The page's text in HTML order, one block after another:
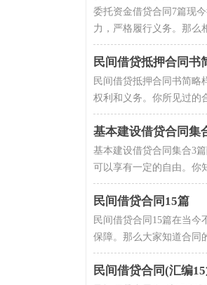
委托资金借贷合同7篇现
力，严格履行义务。那么
民间借贷抵押合同书
民间借贷抵押合同书简略
权利和义务。你所见过的
基本建设借贷合同集
基本建设借贷合同集合3
可以享有一定的自由。你
民间借贷合同15篇
民间借贷合同15篇在当
保障。那么大家知道合同
民间借贷合同(汇编